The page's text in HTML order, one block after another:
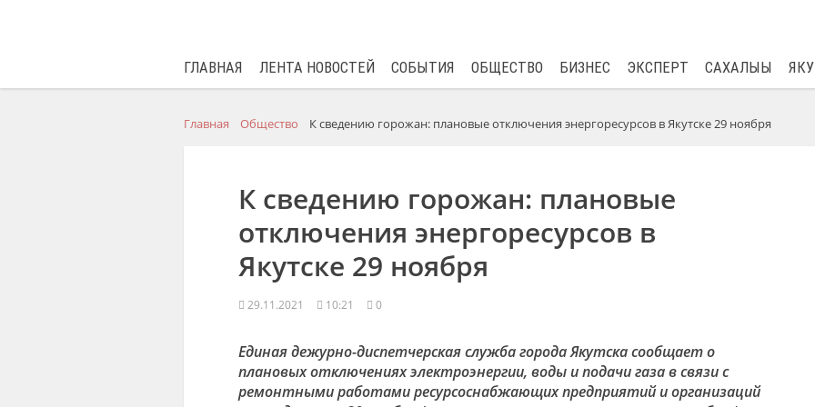
ГЛАВНАЯ ЛЕНТА НОВОСТЕЙ СОБЫТИЯ ОБЩЕСТВО БИЗНЕС ЭКСПЕРТ САХАЛЫЫ
Главная Общество К сведению горожан: плановые отключения энергоресурсов в Якутске 29 ноября
К сведению горожан: плановые
отключения энергоресурсов в
Якутске 29 ноября
29.11.2021 10:21 0
Единая дежурно-диспетчерская служба города Якутска сообщает о
плановых отключениях электроэнергии, воды и подачи газа в связи с
ремонтными работами ресурсоснабжающих предприятий и организаций